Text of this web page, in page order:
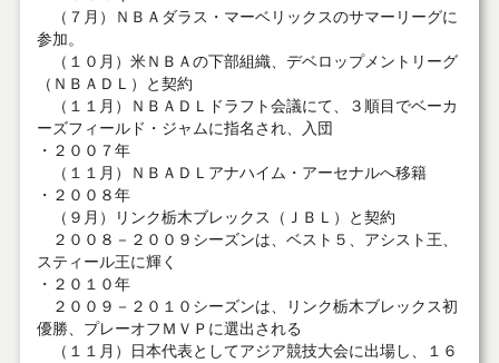
（７月）ＮＢＡダラス・マーベリックスのサマーリーグに
参加。
（１０月）米ＮＢＡの下部組織、デベロップメントリーグ
（ＮＢＡＤＬ）と契約
（１１月）ＮＢＡＤＬドラフト会議にて、３順目でベーカ
ーズフィールド・ジャムに指名され、入団
・２００７年
（１１月）ＮＢＡＤＬアナハイム・アーセナルへ移籍
・２００８年
（９月）リンク栃木ブレックス（ＪＢＬ）と契約
２００８－２００９シーズンは、ベスト５、アシスト王、
スティール王に輝く
・２０１０年
２００９－２０１０シーズンは、リンク栃木ブレックス初
優勝、プレーオフＭＶＰに選出される
（１１月）日本代表としてアジア競技大会に出場し、１６